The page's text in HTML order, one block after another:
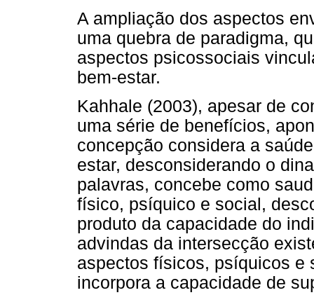
A ampliação dos aspectos
uma quebra de paradigma,
aspectos psicossociais
bem-estar.
Kahhale (2003), apesar de
uma série de benefícios,
concepção considera a
estar, desconsiderando o
palavras, concebe como
físico, psíquico e social,
produto da capacidade do
advindas da intersecção
aspectos físicos, psíquicos e
incorpora a capacidade de